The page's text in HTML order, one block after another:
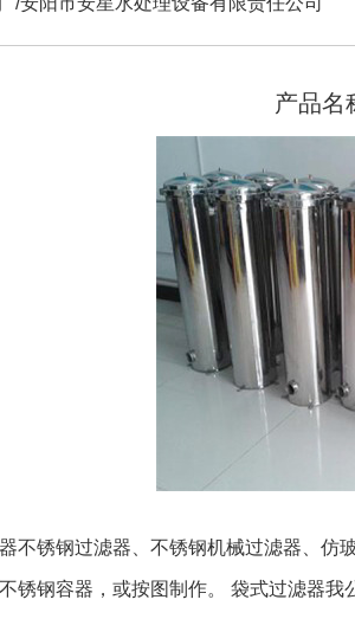
产品名
锈钢过滤器、不锈钢机械过滤器、仿
锈钢容器，或按图制作。 袋式过滤器我